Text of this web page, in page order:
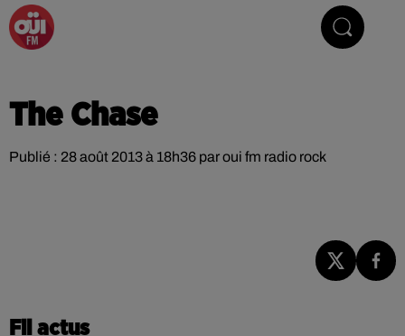
The Chase
Publié : 28 août 2013 à 18h36 par oui fm radio rock
Fil actus